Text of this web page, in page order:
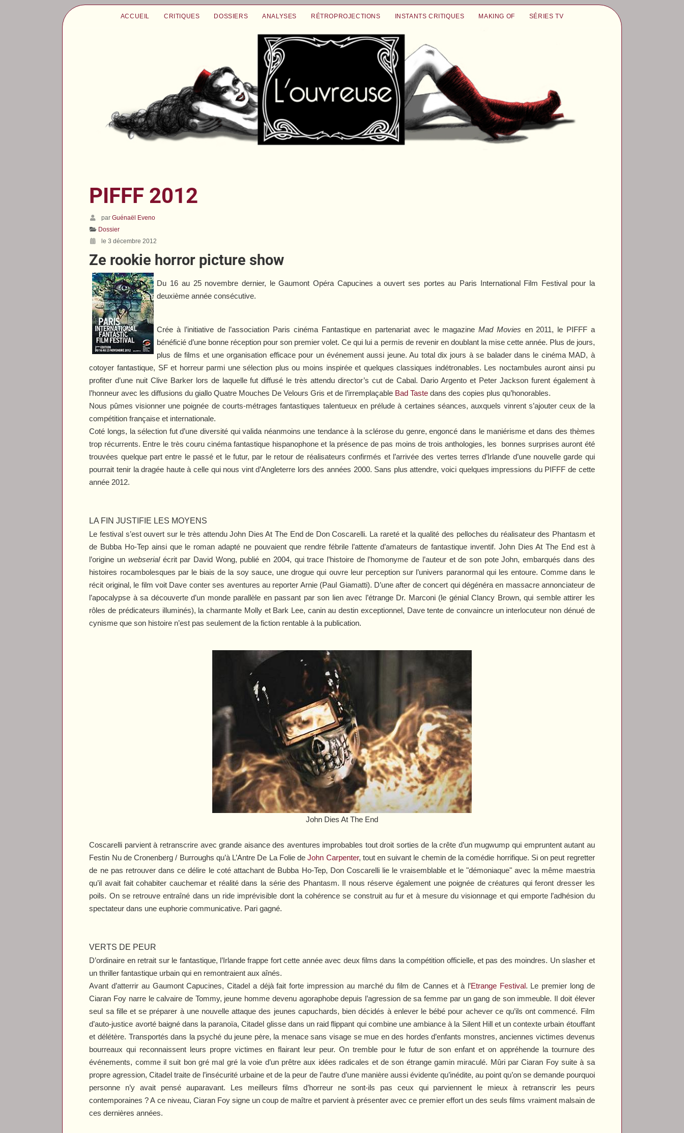
ACCUEIL CRITIQUES DOSSIERS ANALYSES RÉTROPROJECTIONS INSTANTS CRITIQUES MAKING OF SÉRIES TV
PIFFF 2012
parGuénaël Eveno
Dossier
le 3 décembre 2012
Ze rookie horror picture show
Du 16 au 25 novembre dernier, le Gaumont Opéra Capucines a ouvert ses portes au Paris International Film Festival pour la
deuxième année consécutive.
Crée à l’initiative de l’association Paris cinéma Fantastique en partenariat avec le magazineMad Movies en 2011, le PIFFF a
bénéficié d’une bonne réception pour son premier volet. Ce qui lui a permis de revenir en doublant la mise cette année. Plus de jours,
plus de films et une organisation efficace pour un événement aussi jeune. Au total dix jours à se balader dans le cinéma MAD, à
cotoyer fantastique, SF et horreur parmi une sélection plus ou moins inspirée et quelques classiques indétronables. Les noctambules auront ainsi pu
profiter d’une nuit Clive Barker lors de laquelle fut diffusé le très attendu director’s cut de Cabal. Dario Argento et Peter Jackson furent également à
l’honneur avec les diffusions du gialloQuatre Mouches De Velours Gris et de l’irremplaçable Bad Taste dans des copies plus qu’honorables.
Nous pûmes visionner une poignée de courts-métrages fantastiques talentueux en prélude à certaines séances, auxquels vinrent s’ajouter ceux de la
compétition française et internationale.
Coté longs, la sélection fut d’une diversité qui valida néanmoins une tendance à la sclérose du genre, engoncé dans le maniérisme et dans des thèmes
trop récurrents. Entre le très couru cinéma fantastique hispanophone et la présence de pas moins de trois anthologies, les bonnes surprises auront été
trouvées quelque part entre le passé et le futur, par le retour de réalisateurs confirmés et l’arrivée des vertes terres d’Irlande d’une nouvelle garde qui
pourrait tenir la dragée haute à celle qui nous vint d’Angleterre lors des années 2000. Sans plus attendre, voici quelques impressions du PIFFF de cette
année 2012.
LA FIN JUSTIFIE LES MOYENS
Le festival s’est ouvert sur le très attenduJohn Dies At The Endde Don Coscarelli. La rareté et la qualité des pelloches du réalisateur des Phantasm et
de Bubba Ho-Tep ainsi que le roman adapté ne pouvaient que rendre fébrile l’attente d’amateurs de fantastique inventif. John Dies At The End est à
l’origine un webserialécrit par David Wong, publié en 2004, qui trace l’histoire de l’homonyme de l’auteur et de son pote John, embarqués dans des
histoires rocambolesques par le biais de la soy sauce, une drogue qui ouvre leur perception sur l’univers paranormal qui les entoure. Comme dans le
récit original, le film voit Dave conter ses aventures au reporter Arnie (Paul Giamatti). D’une after de concert qui dégénéra en massacre annonciateur de
l’apocalypse à sa découverte d’un monde parallèle en passant par son lien avec l’étrange Dr. Marconi (le génial Clancy Brown, qui semble attirer les
rôles de prédicateurs illuminés), la charmante Molly et Bark Lee, canin au destin exceptionnel, Dave tente de convaincre un interlocuteur non dénué de
cynisme que son histoire n’est pas seulement de la fiction rentable à la publication.
John Dies At The End
Coscarelli parvient à retranscrire avec grande aisance des aventures improbables tout droit sorties de la crête d’un mugwump qui empruntent autant au
Festin Nude Cronenberg / Burroughs qu’à L’Antre De La FoliedeJohn Carpenter, tout en suivant le chemin de la comédie horrifique. Si on peut regretter
de ne pas retrouver dans ce délire le coté attachant de Bubba Ho-Tep, Don Coscarelli lie le vraisemblable et le "démoniaque" avec la même maestria
qu’il avait fait cohabiter cauchemar et réalité dans la série des Phantasm. Il nous réserve également une poignée de créatures qui feront dresser les
poils. On se retrouve entraîné dans un ride imprévisible dont la cohérence se construit au fur et à mesure du visionnage et qui emporte l’adhésion du
spectateur dans une euphorie communicative. Pari gagné.
VERTS DE PEUR
D’ordinaire en retrait sur le fantastique, l’Irlande frappe fort cette année avec deux films dans la compétition officielle, et pas des moindres. Un slasher et
un thriller fantastique urbain qui en remontraient aux aînés.
Avant d’atterrir au Gaumont Capucines,Citadel a déjà fait forte impression au marché du film de Cannes et à l’Etrange Festival. Le premier long de
Ciaran Foy narre le calvaire de Tommy, jeune homme devenu agoraphobe depuis l’agression de sa femme par un gang de son immeuble. Il doit élever
seul sa fille et se préparer à une nouvelle attaque des jeunes capuchards, bien décidés à enlever le bébé pour achever ce qu’ils ont commencé. Film
d’auto-justice avorté baigné dans la paranoïa,Citadel glisse dans un raid flippant qui combine une ambiance à la Silent Hillet un contexte urbain étouffant
et délétère. Transportés dans la psyché du jeune père, la menace sans visage se mue en des hordes d’enfants monstres, anciennes victimes devenus
bourreaux qui reconnaissent leurs propre victimes en flairant leur peur. On tremble pour le futur de son enfant et on appréhende la tournure des
événements, comme il suit bon gré mal gré la voie d’un prêtre aux idées radicales et de son étrange gamin miraculé. Mûri par Ciaran Foy suite à sa
propre agression,Citadel traite de l’insécurité urbaine et de la peur de l’autre d’une manière aussi évidente qu’inédite, au point qu’on se demande pourquoi
personne n’y avait pensé auparavant. Les meilleurs films d’horreur ne sont-ils pas ceux qui parviennent le mieux à retranscrir les peurs
contemporaines ? A ce niveau, Ciaran Foy signe un coup de maître et parvient à présenter avec ce premier effort un des seuls films vraiment malsain de
ces dernières années.